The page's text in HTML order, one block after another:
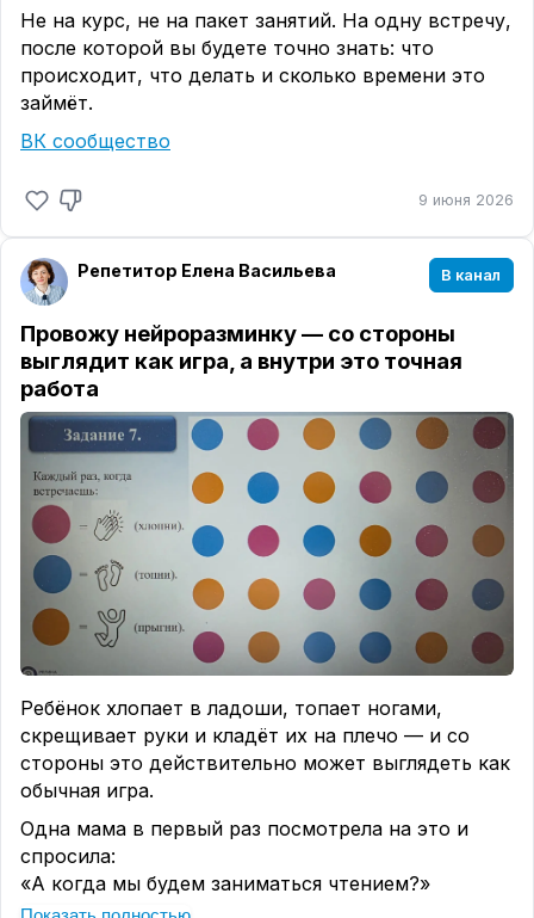
Не на курс, не на пакет занятий. На одну встречу,
после которой вы будете точно знать: что
происходит, что делать и сколько времени это
займёт.
ВК сообщество
9 июня 2026
Репетитор Елена Васильева В канал
Провожу нейроразминку — со стороны
выглядит как игра, а внутри это точная
работа
Ребёнок хлопает в ладоши, топает ногами,
скрещивает руки и кладёт их на плечо — и со
стороны это действительно может выглядеть как
обычная игра.
Одна мама в первый раз посмотрела на это и
спросила:
«А когда мы будем заниматься чтением?»
И я тогда улыбнулась: